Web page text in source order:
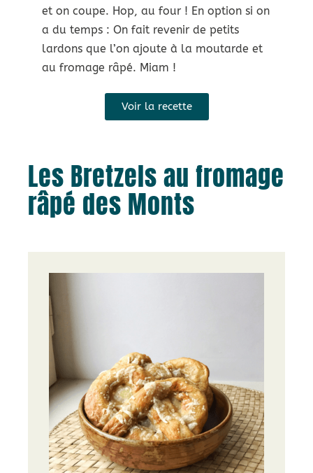
et on coupe. Hop, au four ! En option si on
a du temps : On fait revenir de petits
lardons que l’on ajoute à la moutarde et
au fromage râpé. Miam !
Voir la recette
Les Bretzels au fromage
râpé des Monts